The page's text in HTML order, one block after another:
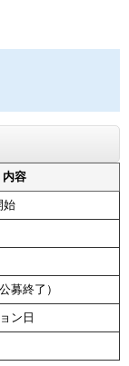
内容
始
募終了）
ン日